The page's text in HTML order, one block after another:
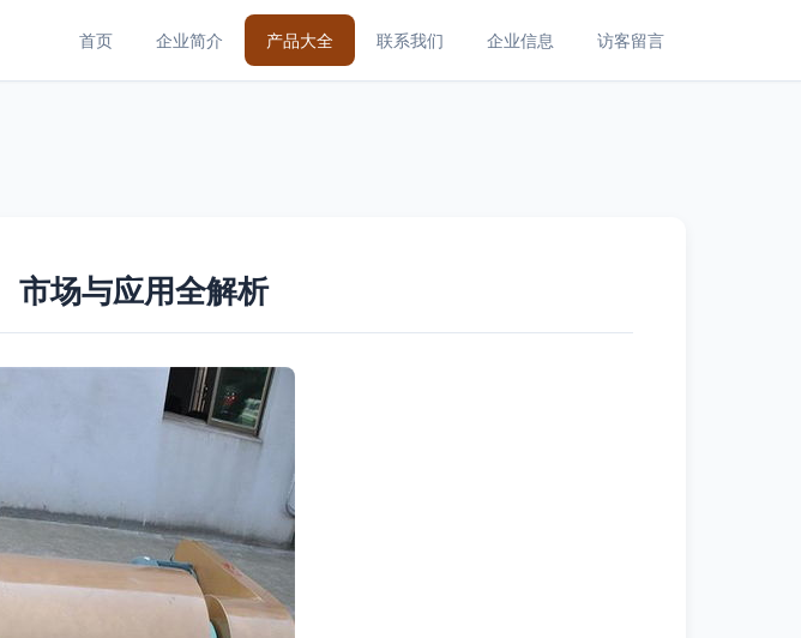
首页 企业简介 产品大全 联系我们 企业信息 访客留言
市场与应用全解析